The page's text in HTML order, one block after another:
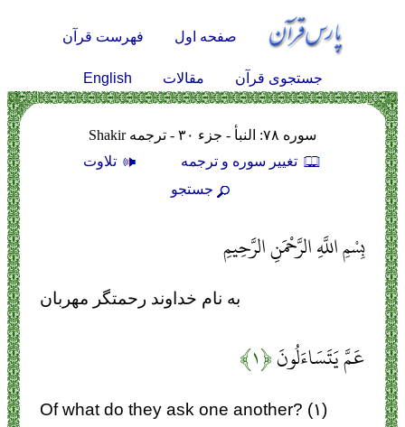
صفحه اول فهرست قرآن
جستجوی قرآن مقالات English
سوره ۷۸: النبأ - جزء ۳۰ - ترجمه Shakir
تغيير سوره و ترجمه
تلاوت
جستجو
بِسْمِ اللَّهِ الرَّحْمَنِ الرَّحِيمِ
به نام خداوند رحمتگر مهربان
عَمَّ يَتَسَاءَلُونَ﴿۱﴾
Of what do they ask one another? (۱)